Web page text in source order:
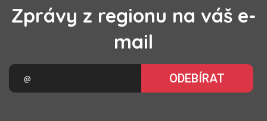
Zprávy z regionu na váš e-
mail
ODEBÍRAT